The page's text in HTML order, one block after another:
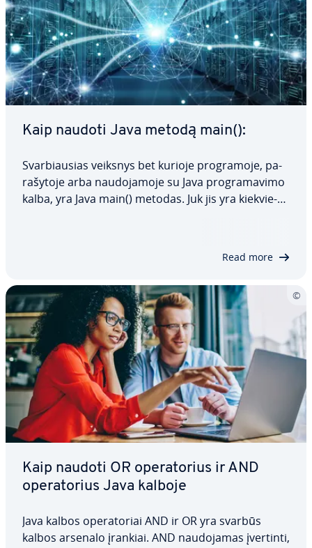
Kaip naudoti Java metodą main():
Svar­biau­sias veiksnys bet kurioje prog­ra­mo­je, pa­
ra­šy­to­je arba nau­do­ja­mo­je su Java prog­ra­ma­vi­mo
kalba, yra Java main() metodas. Juk jis yra kiek­vie­
Read more
Kaip naudoti OR ope­ra­to­rius ir AND
ope­ra­to­rius Java kalboje
Java kalbos ope­ra­to­riai AND ir OR yra svarbūs
kalbos arsenalo įrankiai. AND nau­do­ja­mas įvertinti,